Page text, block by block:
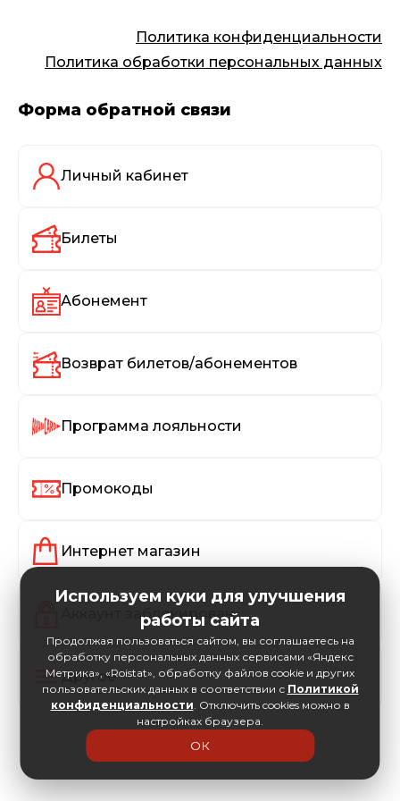
Политика конфиденциальности
Политика обработки персональных данных
Форма обратной связи
Личный кабинет
Билеты
Абонемент
Возврат билетов/абонементов
Программа лояльности
Промокоды
Интернет магазин
Аккаунт заблокирован
Другое
Используем куки для улучшения
работы сайта
Продолжая пользоваться сайтом, вы соглашаетесь на
обработку персональных данных сервисами «Яндекс
Метрика», «Roistat», обработку файлов cookie и других
пользовательских данных в соответствии с Политикой
конфиденциальности. Отключить cookies можно в
настройках браузера.
ОК